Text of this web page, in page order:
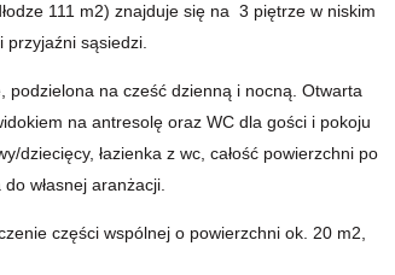
111 m2) znajduje się na 3 piętrze w niskim
sąsiedzi.
podzielona na cześć dzienną i nocną. Otwarta
na antresolę oraz WC dla gości i pokoju
dziecięcy, łazienka z wc, całość powierzchni po
własnej aranżacji.
części wspólnej o powierzchni ok. 20 m2,